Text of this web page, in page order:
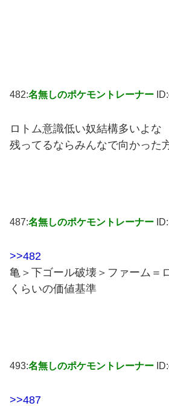
482:名無しのポケモントレーナー
ロトム意識低い奴結構多いよな
残ってるならみんなで向かった
487:名無しのポケモントレーナー
>>482
亀＞下ゴール破壊＞ファーム＝
くらいの価値基準
493:名無しのポケモントレーナー
>>487